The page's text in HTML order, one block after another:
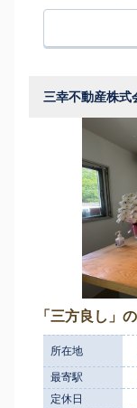
三幸不動産株
「三方良し」
所在地
最寄駅
定休日